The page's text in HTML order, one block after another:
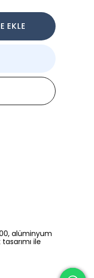
EKLE
alüminyum
ile